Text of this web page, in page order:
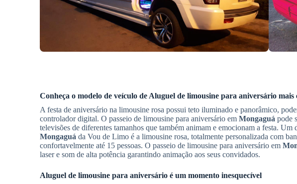
Conheça o modelo de veículo de Aluguel de limousine para aniversário mais
A festa de aniversário na limousine rosa possui teto iluminado e panorâmico,
controlador digital. O passeio de limousine para aniversário em Mongaguá pode
televisões de diferentes tamanhos que também animam e emocionam a festa.
Mongaguá da Vou de Limo é a limousine rosa, totalmente personalizada com
confortavelmente até 15 pessoas. O passeio de limousine para aniversário em
laser e som de alta potência garantindo animação aos seus convidados.
Aluguel de limousine para aniversário é um momento inesquecível